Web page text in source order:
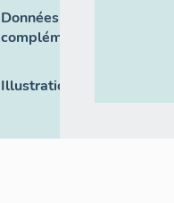
Données
complémentaires
Illustrations